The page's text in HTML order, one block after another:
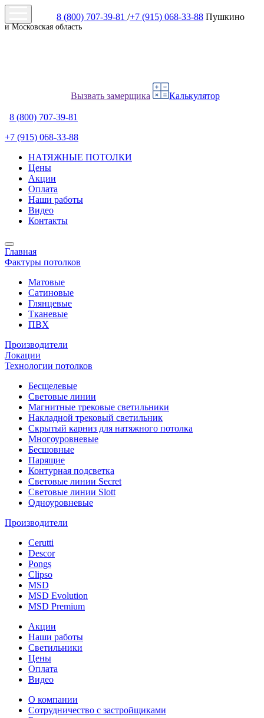
8 (800) 707-39-81 /+7 (915) 068-33-88 Пушкино
и Московская область
Вызвать замерщика Калькулятор
8 (800) 707-39-81
+7 (915) 068-33-88
НАТЯЖНЫЕ ПОТОЛКИ
Цены
Акции
Оплата
Наши работы
Видео
Контакты
Главная
Фактуры потолков
Матовые
Сатиновые
Глянцевые
Тканевые
ПВХ
Производители
Локации
Технологии потолков
Бесщелевые
Световые линии
Магнитные трековые светильники
Накладной трековый светильник
Скрытый карниз для натяжного потолка
Многоуровневые
Бесшовные
Парящие
Контурная подсветка
Световые линии Secret
Световые линии Slott
Одноуровневые
Производители
Cerutti
Descor
Pongs
Clipso
MSD
MSD Evolution
MSD Premium
Акции
Наши работы
Светильники
Цены
Оплата
Видео
О компании
Сотрудничество с застройщиками